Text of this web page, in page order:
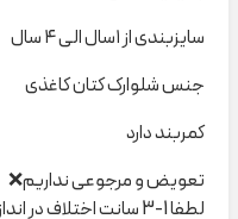
سایزبندی از ۱سال الی ۴ سال
جنس شلوارک کتان کاغذی
کمربند دارد
تعویض و مرجوعی نداریم❌
لطفا 1-3 سانت اختلاف در اندازه گیری را لحاظ کنید